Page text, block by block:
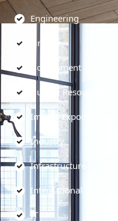
Engineering
Finance
Government
Human Resources
Import-Export
Industry
Infrastructure
International
IT